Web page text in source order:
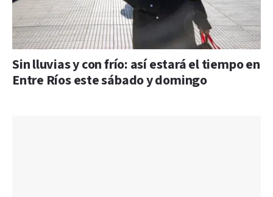
Sin lluvias y con frío: así estará el tiempo en
Entre Ríos este sábado y domingo